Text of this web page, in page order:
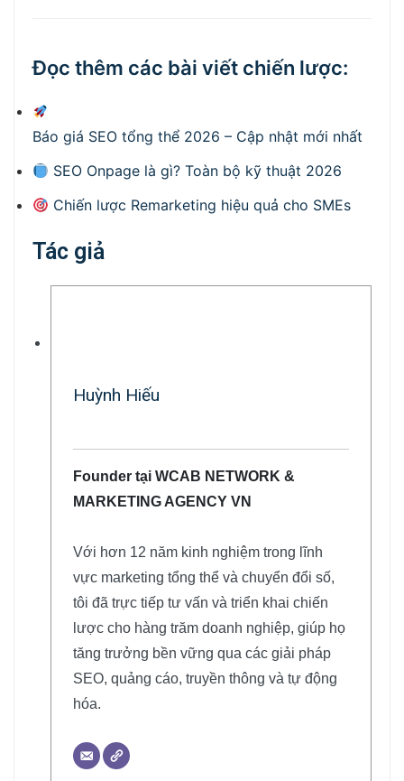
Đọc thêm các bài viết chiến lược:
Báo giá SEO tổng thể 2026 – Cập nhật mới nhất
SEO Onpage là gì? Toàn bộ kỹ thuật 2026
Chiến lược Remarketing hiệu quả cho SMEs
Tác giả
Huỳnh Hiếu
Founder tại WCAB NETWORK &
MARKETING AGENCY VN
Với hơn 12 năm kinh nghiệm trong lĩnh
vực marketing tổng thể và chuyển đổi số,
tôi đã trực tiếp tư vấn và triển khai chiến
lược cho hàng trăm doanh nghiệp, giúp họ
tăng trưởng bền vững qua các giải pháp
SEO, quảng cáo, truyền thông và tự động
hóa.